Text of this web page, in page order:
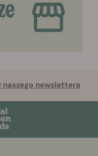
naszego newslettera